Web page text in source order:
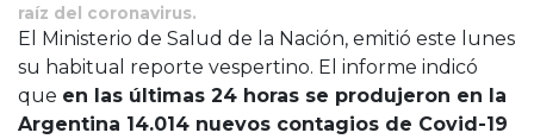
raíz del coronavirus.
El Ministerio de Salud de la Nación, emitió este lunes
su habitual reporte vespertino. El informe indicó
que en las últimas 24 horas se produjeron en la
Argentina 14.014 nuevos contagios de Covid-19